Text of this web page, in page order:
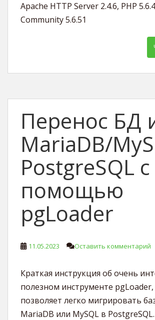
Apache HTTP Server 2.4.6, PHP
Community 5.6.51
Перенос БД
MariaDB/
PostgreSQL с
помощью
pgLoader
11.05.2023 Оставить комментарий
Краткая инструкция об очень
полезном инструменте
позволяет легко мигрировать
MariaDB или MySQL в PostgreSQL.